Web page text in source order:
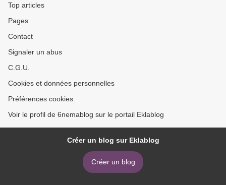
Top articles
Pages
Contact
Signaler un abus
C.G.U.
Cookies et données personnelles
Préférences cookies
Voir le profil de 6nemablog sur le portail Eklablog
Créer un blog sur Eklablog
Créer un blog